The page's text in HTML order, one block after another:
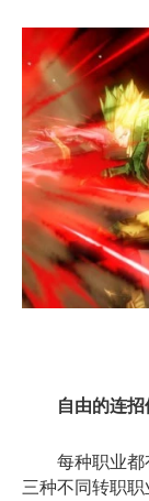
自由的连招
每种职业都有
三种不同转职